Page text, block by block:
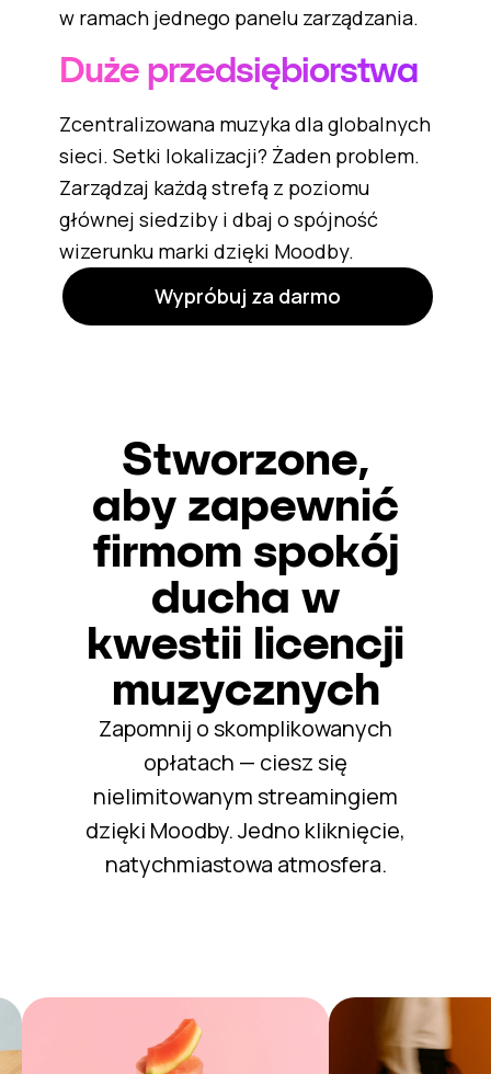
w ramach jednego panelu zarządzania.
Duże przedsiębiorstwa
Zcentralizowana muzyka dla globalnych
sieci. Setki lokalizacji? Żaden problem.
Zarządzaj każdą strefą z poziomu
głównej siedziby i dbaj o spójność
wizerunku marki dzięki Moodby.
Wypróbuj za darmo
Stworzone,
aby zapewnić
firmom spokój
ducha w
kwestii licencji
muzycznych
Zapomnij o skomplikowanych
opłatach — ciesz się
nielimitowanym streamingiem
dzięki Moodby. Jedno kliknięcie,
natychmiastowa atmosfera.